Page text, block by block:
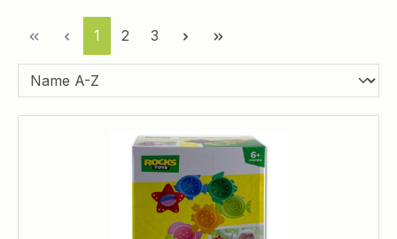
Seite
1 Seite
2 Seite
3